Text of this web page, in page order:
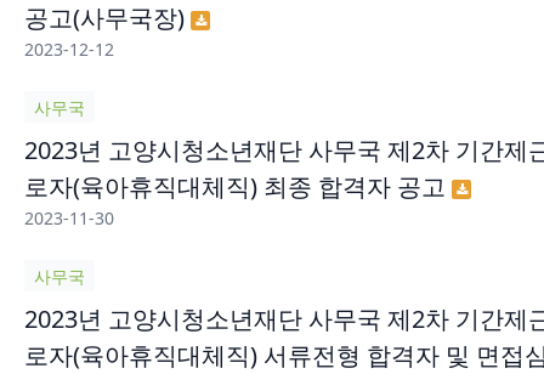
공고(사무국장)
2023-12-12
사무국
2023년 고양시청소년재단 사무국 제2차 기간제
로자(육아휴직대체직) 최종 합격자 공고
2023-11-30
사무국
2023년 고양시청소년재단 사무국 제2차 기간제
로자(육아휴직대체직) 서류전형 합격자 및 면접